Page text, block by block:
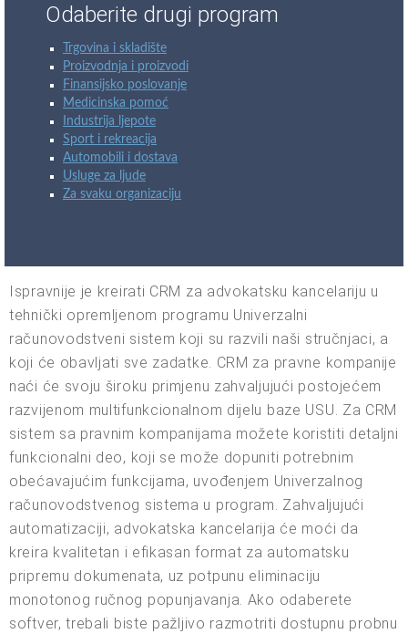
Odaberite drugi program
Trgovina i skladište
Proizvodnja i proizvodi
Finansijsko poslovanje
Medicinska pomoć
Industrija ljepote
Sport i rekreacija
Automobili i dostava
Usluge za ljude
Za svaku organizaciju
Ispravnije je kreirati CRM za advokatsku kancelariju u
tehnički opremljenom programu Univerzalni
računovodstveni sistem koji su razvili naši stručnjaci, a
koji će obavljati sve zadatke. CRM za pravne kompanije
naći će svoju široku primjenu zahvaljujući postojećem
razvijenom multifunkcionalnom dijelu baze USU. Za CRM
sistem sa pravnim kompanijama možete koristiti detaljni
funkcionalni deo, koji se može dopuniti potrebnim
obećavajućim funkcijama, uvođenjem Univerzalnog
računovodstvenog sistema u program. Zahvaljujući
automatizaciji, advokatska kancelarija će moći da
kreira kvalitetan i efikasan format za automatsku
pripremu dokumenata, uz potpunu eliminaciju
monotonog ručnog popunjavanja. Ako odaberete
softver, trebali biste pažljivo razmotriti dostupnu probnu